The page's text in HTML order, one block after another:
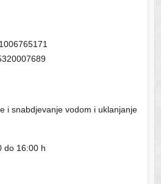
i snabdjevanje vodom i uklanjanje
do 16:00 h